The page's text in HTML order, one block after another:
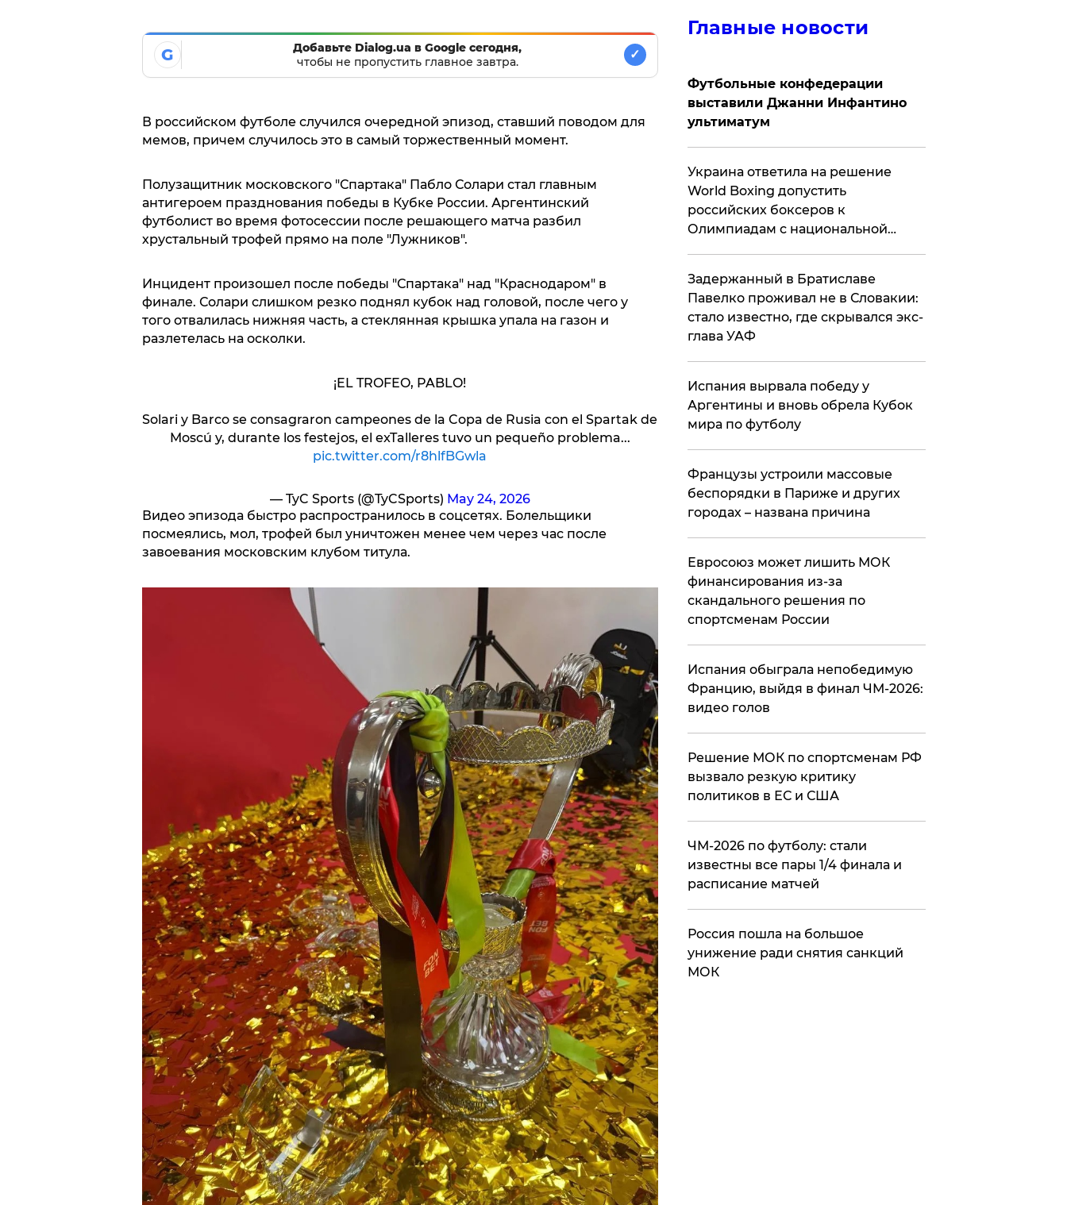
G
Добавьте Dialog.ua в Google сегодня,
чтобы не пропустить главное завтра.
✓
В российском футболе случился очередной эпизод, ставший поводом для
мемов, причем случилось это в самый торжественный момент.
Полузащитник московского "Спартака" Пабло Солари стал главным
антигероем празднования победы в Кубке России. Аргентинский
футболист во время фотосессии после решающего матча разбил
хрустальный трофей прямо на поле "Лужников".
Инцидент произошел после победы "Спартака" над "Краснодаром" в
финале. Солари слишком резко поднял кубок над головой, после чего у
того отвалилась нижняя часть, а стеклянная крышка упала на газон и
разлетелась на осколки.
¡EL TROFEO, PABLO!
Solari y Barco se consagraron campeones de la Copa de Rusia con el Spartak de
Moscú y, durante los festejos, el exTalleres tuvo un pequeño problema...
pic.twitter.com/r8hlfBGwla
— TyC Sports (@TyCSports) May 24, 2026
Видео эпизода быстро распространилось в соцсетях. Болельщики
посмеялись, мол, трофей был уничтожен менее чем через час после
завоевания московским клубом титула.
Главные новости
Футбольные конфедерации
выставили Джанни Инфантино
ультиматум
Украина ответила на решение
World Boxing допустить
российских боксеров к
Олимпиадам с национальной
Задержанный в Братиславе
Павелко проживал не в Словакии:
стало известно, где скрывался экс-
глава УАФ
Испания вырвала победу у
Аргентины и вновь обрела Кубок
мира по футболу
Французы устроили массовые
беспорядки в Париже и других
городах – названа причина
Евросоюз может лишить МОК
финансирования из-за
скандального решения по
спортсменам России
Испания обыграла непобедимую
Францию, выйдя в финал ЧМ-2026:
видео голов
Решение МОК по спортсменам РФ
вызвало резкую критику
политиков в ЕС и США
ЧМ-2026 по футболу: стали
известны все пары 1/4 финала и
расписание матчей
Россия пошла на большое
унижение ради снятия санкций
МОК